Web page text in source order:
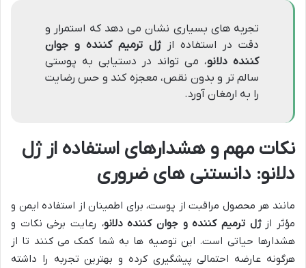
تجربه های بسیاری نشان می دهد که استمرار و
دقت در استفاده از ژل ترمیم کننده و جوان
کننده دلانو، می تواند در دستیابی به پوستی
سالم تر و بدون نقص، معجزه کند و حس رضایت
را به ارمغان آورد.
نکات مهم و هشدارهای استفاده ازژل
دلانو: دانستنی های ضروری
مانند هر محصول مراقبت از پوست، برای اطمینان از استفاده ایمن و
مؤثر ازژل ترمیم کننده و جوان کننده دلانو، رعایت برخی نکات و
هشدارها حیاتی است. این توصیه ها به شما کمک می کنند تا از
هرگونه عارضه احتمالی پیشگیری کرده و بهترین تجربه را داشته